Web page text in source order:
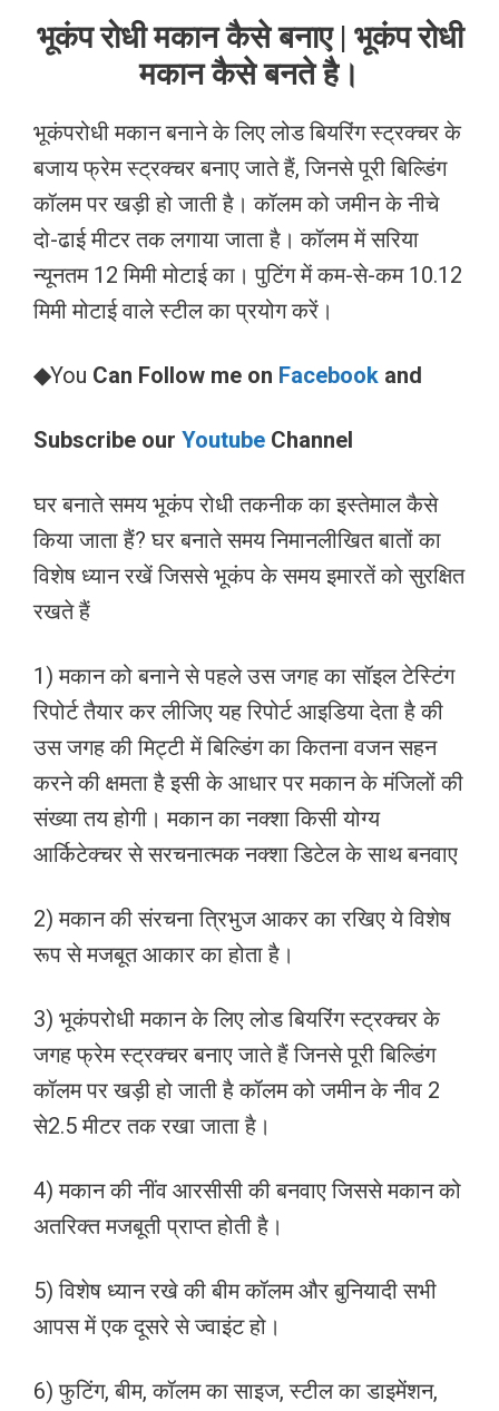
भूकंप रोधी मकान कैसे बनाए | भूकंप रोधी
मकान कैसे बनते है।
भूकंपरोधी मकान बनाने के लिए लोड बियरिंग स्ट्रक्चर के
बजाय फ्रेम स्ट्रक्चर बनाए जाते हैं, जिनसे पूरी बिल्डिंग
कॉलम पर खड़ी हो जाती है। कॉलम को जमीन के नीचे
दो-ढाई मीटर तक लगाया जाता है। कॉलम में सरिया
न्यूनतम 12 मिमी मोटाई का। पुटिंग में कम-से-कम 10.12
मिमी मोटाई वाले स्टील का प्रयोग करें।
◆You Can Follow me on Facebook and
Subscribe our Youtube Channel
घर बनाते समय भूकंप रोधी तकनीक का इस्तेमाल कैसे
किया जाता हैं? घर बनाते समय निमानलीखित बातों का
विशेष ध्यान रखें जिससे भूकंप के समय इमारतें को सुरक्षित
रखते हैं
1) मकान को बनाने से पहले उस जगह का सॉइल टेस्टिंग
रिपोर्ट तैयार कर लीजिए यह रिपोर्ट आइडिया देता है की
उस जगह की मिट्टी में बिल्डिंग का कितना वजन सहन
करने की क्षमता है इसी के आधार पर मकान के मंजिलों की
संख्या तय होगी। मकान का नक्शा किसी योग्य
आर्किटेक्चर से सरचनात्मक नक्शा डिटेल के साथ बनवाए
2) मकान की संरचना त्रिभुज आकर का रखिए ये विशेष
रूप से मजबूत आकार का होता है।
3) भूकंपरोधी मकान के लिए लोड बियरिंग स्ट्रक्चर के
जगह फ्रेम स्ट्रक्चर बनाए जाते हैं जिनसे पूरी बिल्डिंग
कॉलम पर खड़ी हो जाती है कॉलम को जमीन के नीव 2
से2.5 मीटर तक रखा जाता है।
4) मकान की नींव आरसीसी की बनवाए जिससे मकान को
अतरिक्त मजबूती प्राप्त होती है।
5) विशेष ध्यान रखे की बीम कॉलम और बुनियादी सभी
आपस में एक दूसरे से ज्वाइंट हो।
6) फुटिंग, बीम, कॉलम का साइज, स्टील का डाइमेंशन,